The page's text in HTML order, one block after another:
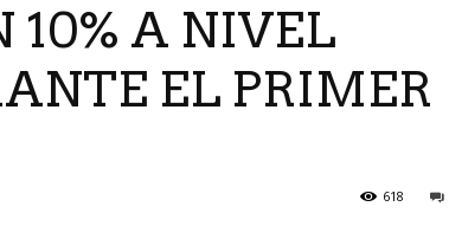
10% A NIVEL
EL PRIMER
618